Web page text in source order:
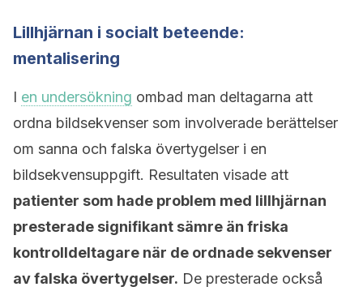
Lillhjärnan i socialt beteende:
mentalisering
I en undersökning ombad man deltagarna att
ordna bildsekvenser som involverade berättelser
om sanna och falska övertygelser i en
bildsekvensuppgift. Resultaten visade att
patienter som hade problem med lillhjärnan
presterade signifikant sämre än friska
kontrolldeltagare när de ordnade sekvenser
av falska övertygelser. De presterade också